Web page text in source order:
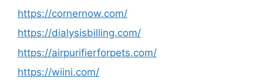
https://cornernow.com/
https://dialysisbilling.com/
https://airpurifierforpets.com/
https://wiini.com/